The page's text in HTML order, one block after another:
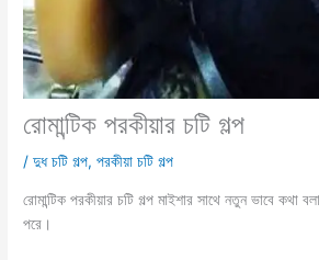
রোমান্টিক পরকীয়ার চটি গল্প
/দুধ চটি গল্প,পরকীয়া চটি গল্প
রোমান্টিক পরকীয়ার চটি গল্প মাইশার সাথে নতুন ভাবে কথা
পরে।